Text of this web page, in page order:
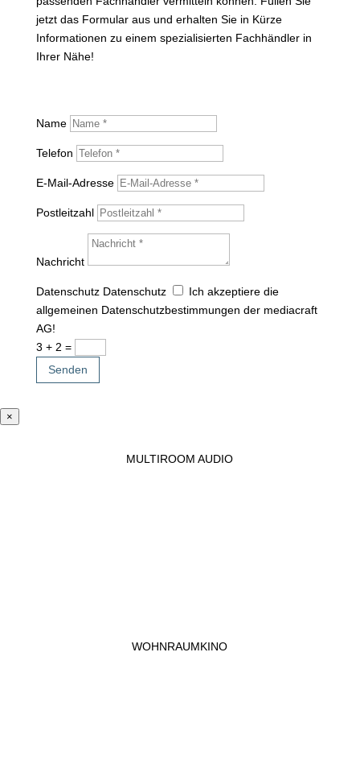
jetzt das Formular aus und erhalten Sie in Kürze
Informationen zu einem spezialisierten Fachhändler in
Ihrer Nähe!
Name
Telefon
E-Mail-Adresse
Postleitzahl
Nachricht
Datenschutz Datenschutz
Ich akzeptiere die
allgemeinen Datenschutzbestimmungen der mediacraft
AG!
3 + 2 =
Senden
×
MULTIROOM AUDIO
WOHNRAUMKINO